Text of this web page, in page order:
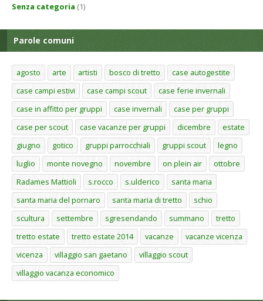
Senza categoria (1)
Parole comuni
agosto arte artisti bosco di tretto
case autogestite
case campi estivi
case campi scout
case ferie invernali
case in affitto per gruppi
case invernali
case per gruppi
case per scout
case vacanze per gruppi dicembre
estate
giugno
gotico gruppi parrocchiali gruppi scout
legno
luglio
monte novegno novembre on plein air
ottobre
Radames Mattioli
s.rocco s.ulderico
santa maria
santa maria del pornaro
santa maria di tretto
schio
scultura
settembre sgresendando summano
tretto
tretto estate
tretto estate 2014 vacanze
vacanze vicenza
vicenza
villaggio san gaetano
villaggio scout
villaggio vacanza economico